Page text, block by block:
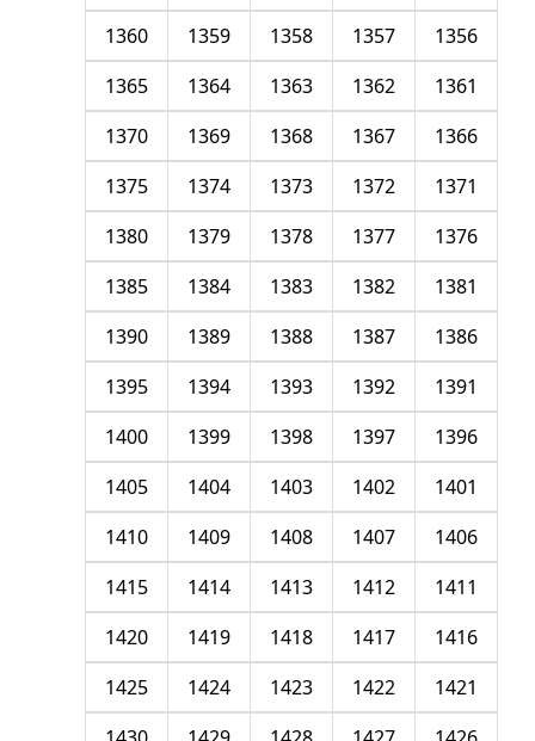
1356
1357
1358
1359
1360
1361
1362
1363
1364
1365
1366
1367
1368
1369
1370
1371
1372
1373
1374
1375
1376
1377
1378
1379
1380
1381
1382
1383
1384
1385
1386
1387
1388
1389
1390
1391
1392
1393
1394
1395
1396
1397
1398
1399
1400
1401
1402
1403
1404
1405
1406
1407
1408
1409
1410
1411
1412
1413
1414
1415
1416
1417
1418
1419
1420
1421
1422
1423
1424
1425